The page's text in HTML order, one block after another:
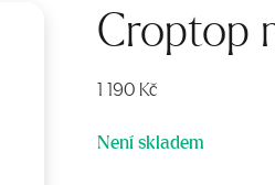
Croptop
1 190 Kč
Není skladem